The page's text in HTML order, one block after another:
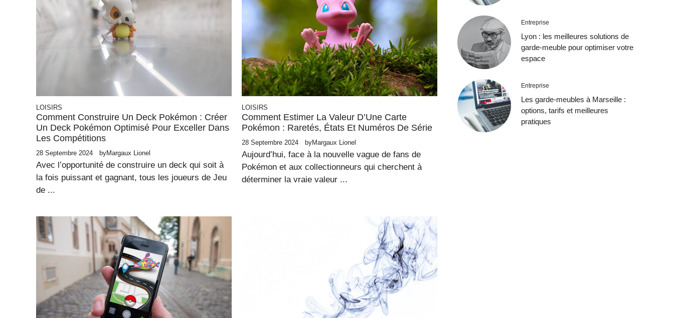
LOISIRS
Comment Construire Un Deck Pokémon : Créer
Un Deck Pokémon Optimisé Pour Exceller Dans
Les Compétitions
28 Septembre 2024 byMargaux Lionel
Avec l’opportunité de construire un deck qui soit à
la fois puissant et gagnant, tous les joueurs de Jeu
de ...
LOISIRS
Comment Estimer La Valeur D’Une Carte
Pokémon : Raretés, États Et Numéros De Série
28 Septembre 2024 byMargaux Lionel
Aujourd’hui, face à la nouvelle vague de fans de
Pokémon et aux collectionneurs qui cherchent à
déterminer la vraie valeur ...
Entreprise
Lyon : les meilleures solutions de
garde-meuble pour optimiser votre
espace
Entreprise
Les garde-meubles à Marseille :
options, tarifs et meilleures
pratiques